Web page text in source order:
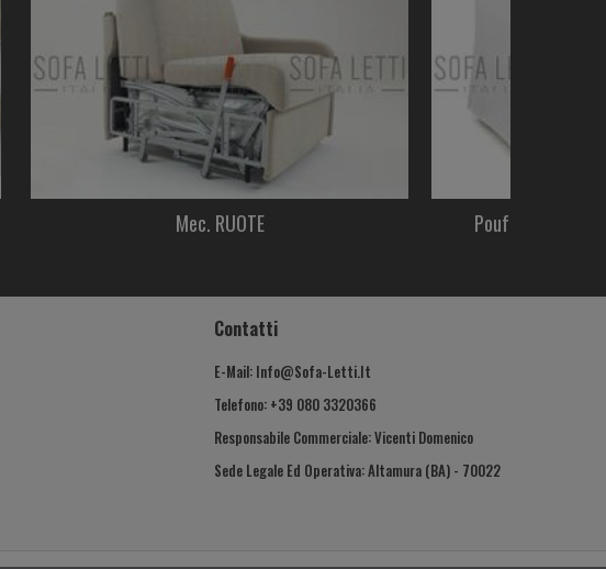
Mec. RUOTE Pouf Letto
Contatti
E-Mail: Info@sofa-Letti.it
Telefono: +39 080 3320366
Responsabile Commerciale: Vicenti Domenico
Sede Legale Ed Operativa: Altamura (BA) - 70022